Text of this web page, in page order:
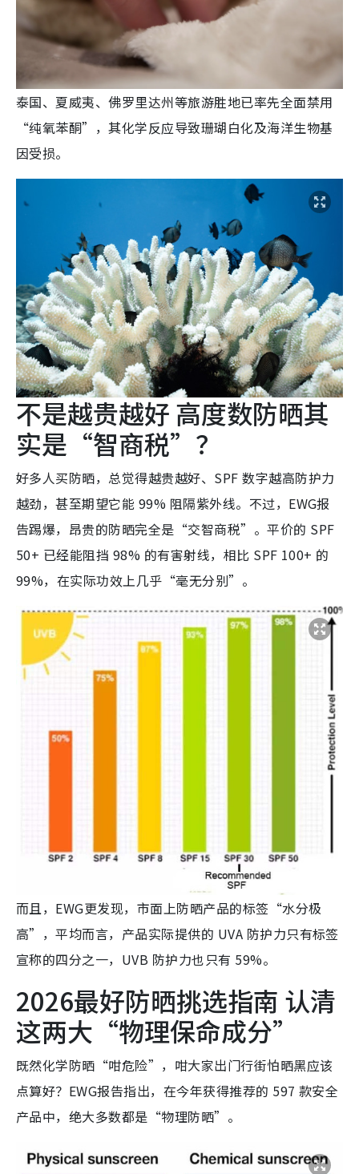
泰国、夏威夷、佛罗里达州等旅游胜地已率先全面禁用
“纯氧苯酮”，其化学反应导致珊瑚白化及海洋生物基
因受损。
不是越贵越好 高度数防晒其
实是“智商税”？
好多人买防晒，总觉得越贵越好、SPF 数字越高防护力
越劲，甚至期望它能 99% 阻隔紫外线。不过，EWG报
告踢爆，昂贵的防晒完全是“交智商税”。平价的 SPF
50+ 已经能阻挡 98% 的有害射线，相比 SPF 100+ 的
99%，在实际功效上几乎“毫无分别”。
而且，EWG更发现，市面上防晒产品的标签“水分极
高”，平均而言，产品实际提供的 UVA 防护力只有标签
宣称的四分之一，UVB 防护力也只有 59%。
2026最好防晒挑选指南 认清
这两大“物理保命成分”
既然化学防晒“咁危险”，咁大家出门行街怕晒黑应该
点算好？EWG报告指出，在今年获得推荐的 597 款安全
产品中，绝大多数都是“物理防晒”。